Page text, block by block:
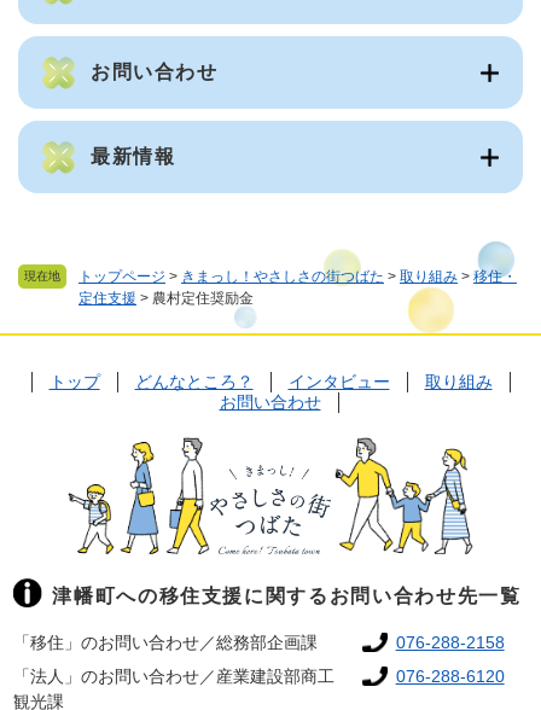
現在地 トップページ > きまっし！やさしさの街つばた > 取り組み > 移住・
定住支援 > 農村定住奨励金
お問い合わせ
最新情報
トップ どんなところ？ インタビュー
取り組み
お問い合わせ
津幡町への移住支援に関するお問い合わせ先一覧
「移住」のお問い合わせ／総務部企画課
076-288-2158
「法人」のお問い合わせ／産業建設部商工
観光課
076-288-6120